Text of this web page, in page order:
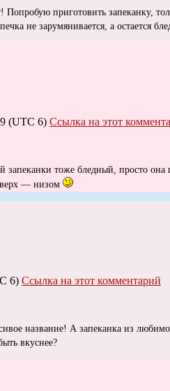
Попробую приготовить запеканку,
не зарумянивается, а остается
(UTC 6) Ссылка на этот
запеканки тоже бледный, просто она
верх — низом
6) Ссылка на этот комментарий
название! А запеканка из
вкуснее?